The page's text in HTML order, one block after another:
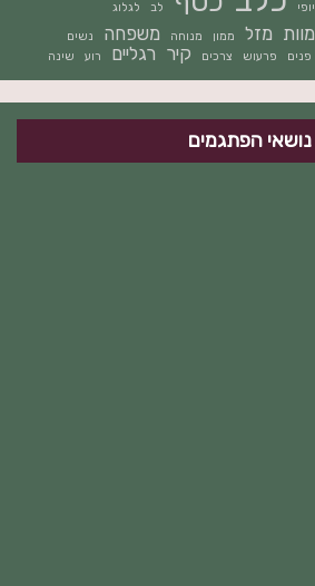
יופי לב לגלוג
מוות מזל ממון מנוחה משפחה נשים
פנים פרעוש צרכים קיר רגליים רוע שינה
נושאי הפתגמים